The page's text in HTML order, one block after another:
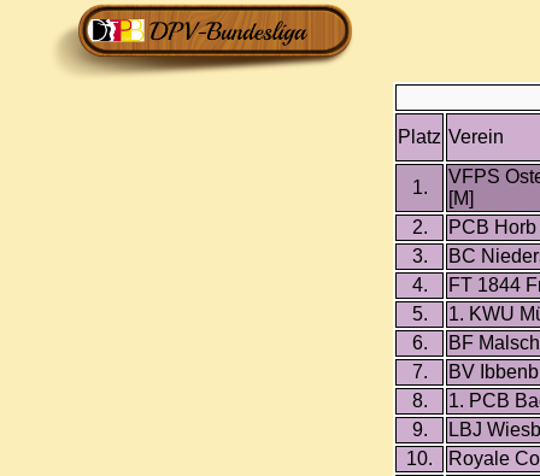
Platz Verein
1.
VFPS
[M]
2.
PCB Horb
3.
BC
4.
FT 1844
5.
1. KWU
6.
BF Malsch
7.
BV
8.
1. PCB
9.
LBJ
10.
Royale